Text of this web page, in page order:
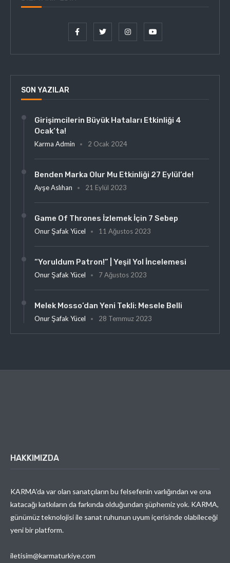
SON YAZILAR
Girişimcilerin Büyük Hataları Etkinliği 4
Ocak’ta!
Karma Admin 2 Ocak 2024
Benden Marka Olur Mu Etkinliği 27 Eylül’de!
Ayşe Aslıhan 21 Eylül 2023
Game Of Thrones İzlemek İçin 7 Sebep
Onur Şafak Yücel 11 Ağustos 2023
“Yoruldum Patron!” | Yeşil Yol İncelemesi
Onur Şafak Yücel 7 Ağustos 2023
Melek Mosso’dan Yeni Tekli: Mesele Belli
Onur Şafak Yücel 28 Temmuz 2023
HAKKIMIZDA
KARMA’da var olan sanatçıların bu felsefenin varlığından ve ona
katacağı katkıların da farkında olduğundan şüphemiz yok. KARMA,
günümüz teknolojisi ile sanat ruhunun uyum içerisinde olabileceği
yeni bir platform.
iletisim@karmaturkiye.com